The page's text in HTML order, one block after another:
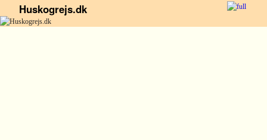
Huskogrejs.dk